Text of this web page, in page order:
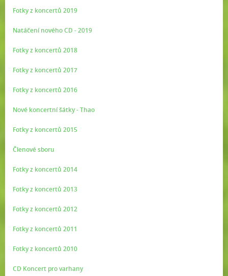
Fotky z koncertů 2019
Natáčení nového CD - 2019
Fotky z koncertů 2018
Fotky z koncertů 2017
Fotky z koncertů 2016
Nové koncertní šátky - Thao
Fotky z koncertů 2015
Členové sboru
Fotky z koncertů 2014
Fotky z koncertů 2013
Fotky z koncertů 2012
Fotky z koncertů 2011
Fotky z koncertů 2010
CD Koncert pro varhany